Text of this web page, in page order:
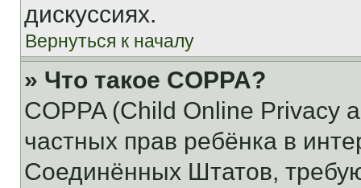
дискуссиях.
Вернуться к началу
» Что такое COPPA?
COPPA (Child Online Privacy
частных прав ребёнка в
Соединённых Штатов,